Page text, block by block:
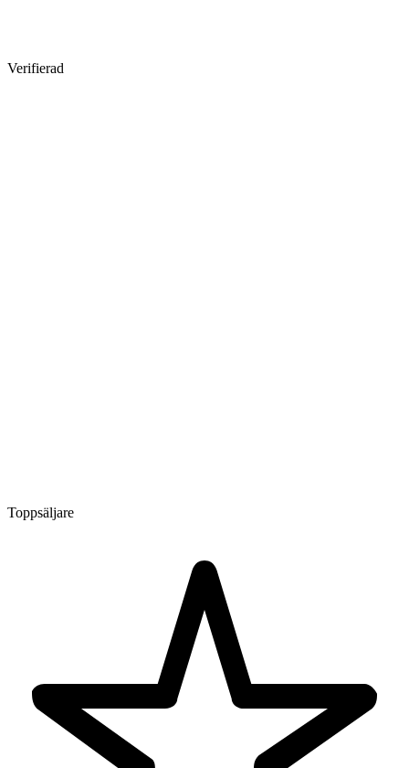
Verifierad
Toppsäljare